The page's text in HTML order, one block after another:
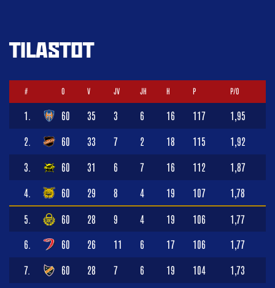
TILASTOT
# O V JV JH H P P/O
1. 60 35 3 6 16 117 1,95
2. 60 33 7 2 18 115 1,92
3. 60 31 6 7 16 112 1,87
4. 60 29 8 4 19 107 1,78
5. 60 28 9 4 19 106 1,77
6. 60 26 11 6 17 106 1,77
7. 60 28 7 6 19 104 1,73